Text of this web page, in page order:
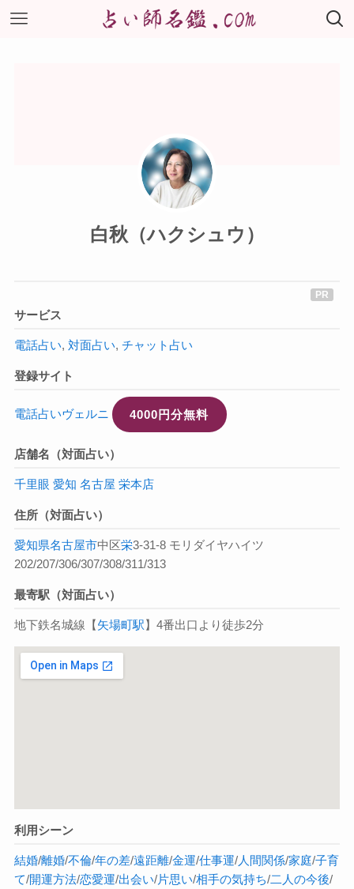
白秋（ハクシュウ）
サービス
電話占い, 対面占い, チャット占い
登録サイト
電話占いヴェルニ 4000円分無料
店舗名（対面占い）
千里眼 愛知 名古屋 栄本店
住所（対面占い）
愛知県名古屋市中区栄3-31-8 モリダイヤハイツ
202/207/306/307/308/311/313
最寄駅（対面占い）
地下鉄名城線【矢場町駅】4番出口より徒歩2分
利用シーン
結婚/離婚/不倫/年の差/遠距離/金運/仕事運/人間関係/家庭/子育
て/開運方法/恋愛運/出会い/片思い/相手の気持ち/二人の今後/